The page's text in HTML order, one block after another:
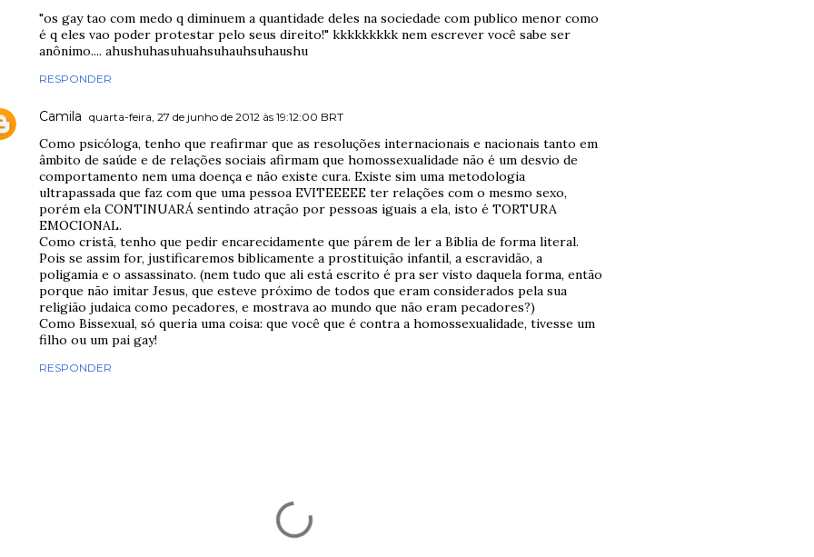
"os gay tao com medo q diminuem a quantidade deles na sociedade com publico menor como
é q eles vao poder protestar pelo seus direito!" kkkkkkkkk nem escrever você sabe ser
anônimo.... ahushuhasuhuahsuhauhsuhaushu
RESPONDER
Camila quarta-feira, 27 de junho de 2012 às 19:12:00 BRT
Como psicóloga, tenho que reafirmar que as resoluções internacionais e nacionais tanto em
âmbito de saúde e de relações sociais afirmam que homossexualidade não é um desvio de
comportamento nem uma doença e não existe cura. Existe sim uma metodologia
ultrapassada que faz com que uma pessoa EVITEEEEE ter relações com o mesmo sexo,
porém ela CONTINUARÁ sentindo atração por pessoas iguais a ela, isto é TORTURA
EMOCIONAL.
Como cristã, tenho que pedir encarecidamente que párem de ler a Bíblia de forma literal.
Pois se assim for, justificaremos biblicamente a prostituição infantil, a escravidão, a
poligamia e o assassinato. (nem tudo que ali está escrito é pra ser visto daquela forma, então
porque não imitar Jesus, que esteve próximo de todos que eram considerados pela sua
religião judaica como pecadores, e mostrava ao mundo que não eram pecadores?)
Como Bissexual, só queria uma coisa: que você que é contra a homossexualidade, tivesse um
filho ou um pai gay!
RESPONDER